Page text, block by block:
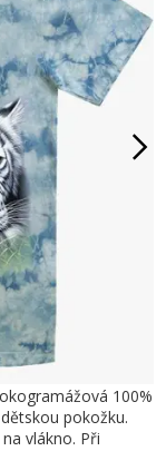
100%
pokožku.
vlákno. Při